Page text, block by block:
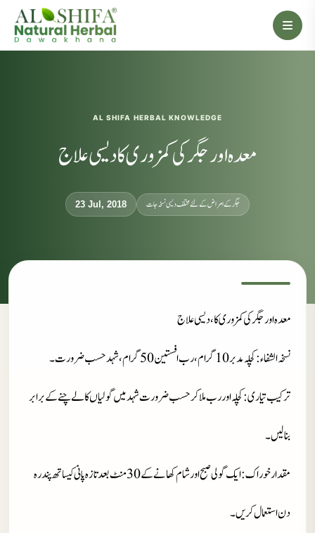
AL SHIFA HERBAL KNOWLEDGE
معدہ اور جگر کی کمزوری کا دیسی علاج
23 Jul, 2018 جگر کے امراض کےلئے مختلف دیسی نسخہ جات
معدہ اور جگر کی کمزوری کا، دیسی علاج
نسخہ الشفاء: کچلہ مدبر10 گرام، رب افستین 50 گرام، شہد حسب ضرورت۔
ترکیب تیاری: کچلہ اور رب ملا کر حسب ضرورت شہد میں گولیاں کالے چنے کے برابر
بنا لیں۔
مقدار خوراک
: ایک گولی صبح اور شام کھانے کے 30 منٹ بعد تازہ پانی کیساتھ پندرہ
دن استعمال کریں۔